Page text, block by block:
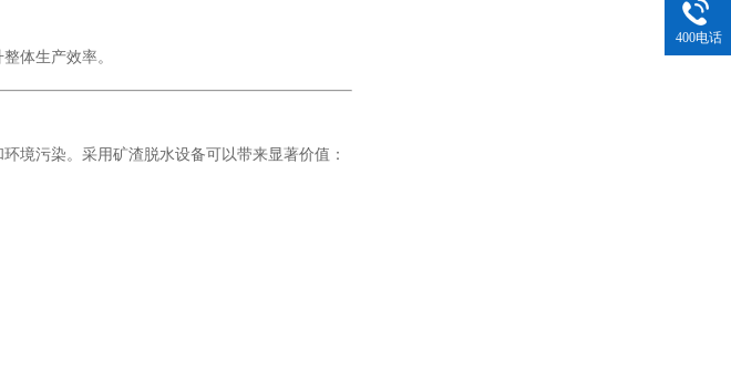
体生产效率。
境污染。采用矿渣脱水设备可以带来显著价值：
400电话